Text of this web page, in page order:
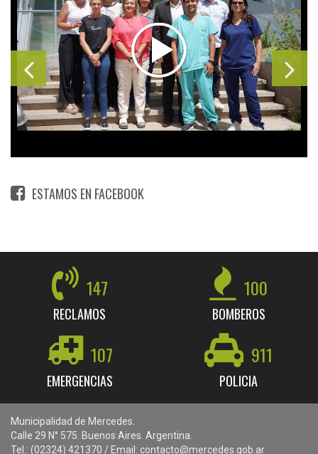
ESTAMOS EN FACEBOOK
147
RECLAMOS
100
BOMBEROS
107
EMERGENCIAS
911
POLICIA
Municipalidad de Mercedes.
Calle 29 N° 575. Buenos Aires. Argentina.
Tel.: (02324) 421370 / Email: contacto@mercedes.gob.ar